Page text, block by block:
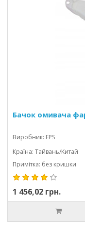
Бачок омивача
Виробник: FPS
Країна: Тайвань/Китай
Примітка: без кришки
1 456,02 грн.